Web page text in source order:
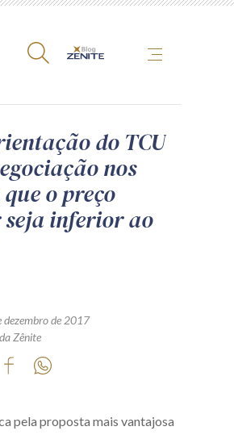
A Zênite
publicar conosco
Site da Zênite
Contato
(contato)
Zênite Fácil IA
do TCU
nos
o preço
seja inferior ao
dezembro de 2017
Zênite
pela proposta mais vantajosa